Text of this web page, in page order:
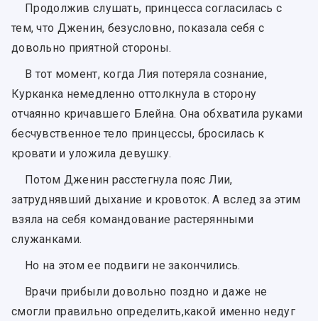
Продолжив слушать, принцесса согласилась с
тем, что Дженин, безусловно, показала себя с
довольно приятной стороны.
В тот момент, когда Лия потеряла сознание,
Курканка немедленно оттолкнула в сторону
отчаянно кричавшего Блейна. Она обхватила руками
бесчувственное тело принцессы, бросилась к
кровати и уложила девушку.
Потом Дженин расстегнула пояс Лии,
затруднявший дыхание и кровоток. А вслед за этим
взяла на себя командование растерянными
служанками.
Но на этом ее подвиги не закончились.
Врачи прибыли довольно поздно и даже не
смогли правильно определить,какой именно недуг